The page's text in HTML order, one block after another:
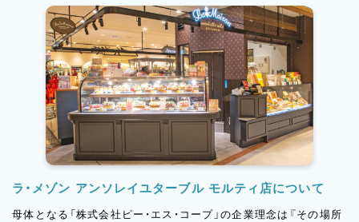
ラ・メゾン アンソレイユターブル モルティ店について
母体となる「株式会社ピー・エス・コープ」の企業理念は『その場所